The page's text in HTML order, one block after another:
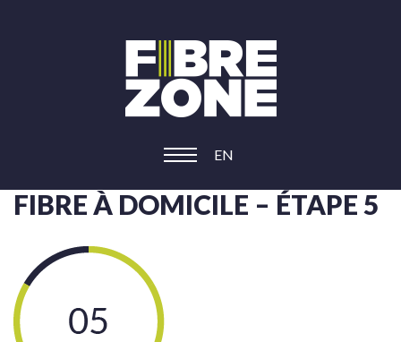
EN
FIBRE À DOMICILE – ÉTAPE 5